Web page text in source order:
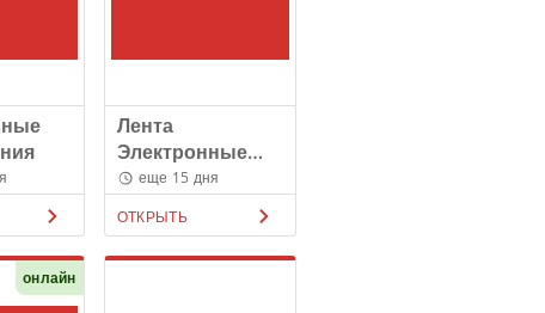
Лента
Электронные
каталоги
еще 15 дня
ОТКРЫТЬ
онлайн